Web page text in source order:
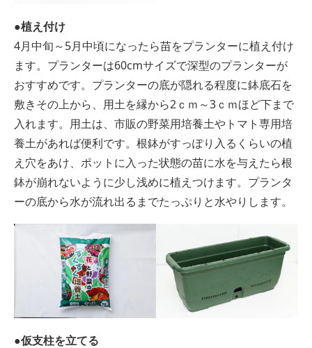
●植え付け
4月中旬～5月中頃になったら苗をプランターに植え付け
ます。プランターは60cmサイズで深型のプランターが
おすすめです。プランターの底が隠れる程度に鉢底石を
敷きその上から、用土を縁から2ｃｍ～3ｃｍほど下まで
入れます。用土は、市販の野菜用培養土やトマト専用培
養土があれば便利です。根鉢がすっぽり入るくらいの植
え穴をあけ、ポットに入った状態の苗に水を与えたら根
鉢が崩れないように少し浅めに植えつけます。プランタ
ーの底から水が流れ出るまでたっぷりと水やりします。
●仮支柱を立てる